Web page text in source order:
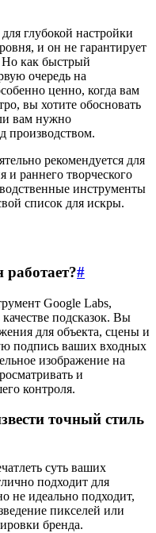
глубокой настройки
и он не гарантирует
Но как быстрый
очередь на
ценно, когда вам
вы хотите обосновать
вам нужно
производством.
рекомендуется для
и раннего творческого
инструменты
список для искры.
#
Google Labs,
подсказок. Вы
для объекта, сцены и
подпись ваших входных
изображение на
и
контроля.
точный стиль
суть ваших
подходит для
не идеально подходит,
пикселей или
бренда.